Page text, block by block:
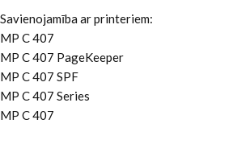
Savienojamība ar printeriem:
MP C 407
MP C 407 PageKeeper
MP C 407 SPF
MP C 407 Series
MP C 407